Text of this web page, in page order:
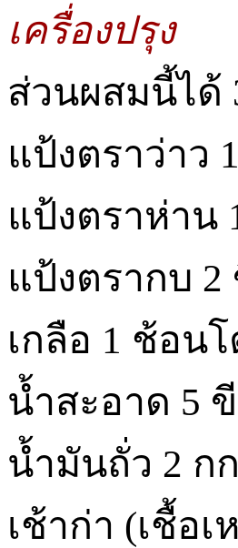
เครื่องปรุง
ส่วนผสมนี้ได้
แป้งตราว่าว
แป้งตราห่าน
แป้งตรากบ 2
เกลือ 1 ช้อนโ
น้ำสะอาด 5
น้ำมันถั่ว 2 ก
เช้าก่า (เชื้อ